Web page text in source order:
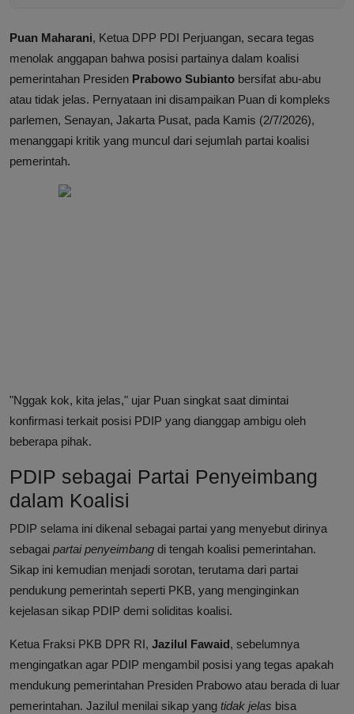
Puan Maharani, Ketua DPP PDI Perjuangan, secara tegas
menolak anggapan bahwa posisi partainya dalam koalisi
pemerintahan Presiden Prabowo Subianto bersifat abu-abu
atau tidak jelas. Pernyataan ini disampaikan Puan di kompleks
parlemen, Senayan, Jakarta Pusat, pada Kamis (2/7/2026),
menanggapi kritik yang muncul dari sejumlah partai koalisi
pemerintah.
"Nggak kok, kita jelas," ujar Puan singkat saat dimintai
konfirmasi terkait posisi PDIP yang dianggap ambigu oleh
beberapa pihak.
PDIP sebagai Partai Penyeimbang
dalam Koalisi
PDIP selama ini dikenal sebagai partai yang menyebut dirinya
sebagai partai penyeimbang di tengah koalisi pemerintahan.
Sikap ini kemudian menjadi sorotan, terutama dari partai
pendukung pemerintah seperti PKB, yang menginginkan
kejelasan sikap PDIP demi soliditas koalisi.
Ketua Fraksi PKB DPR RI, Jazilul Fawaid, sebelumnya
mengingatkan agar PDIP mengambil posisi yang tegas apakah
mendukung pemerintahan Presiden Prabowo atau berada di luar
pemerintahan. Jazilul menilai sikap yang tidak jelas bisa